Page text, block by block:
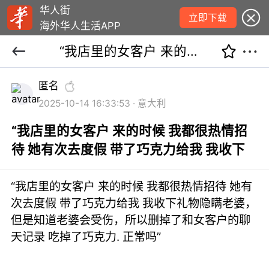
华人街
海外华人生活APP
立即下载
“我店里的女客户 来的时候 我都很热情招待 她有次去度假 带了巧克力给我 我收下
匿名
2025-10-14 16:33:53 · 意大利
“我店里的女客户 来的时候 我都很热情招
待 她有次去度假 带了巧克力给我 我收下
“我店里的女客户 来的时候 我都很热情招待 她有
次去度假 带了巧克力给我 我收下礼物隐瞒老婆，
但是知道老婆会受伤，所以删掉了和女客户的聊
天记录 吃掉了巧克力. 正常吗”